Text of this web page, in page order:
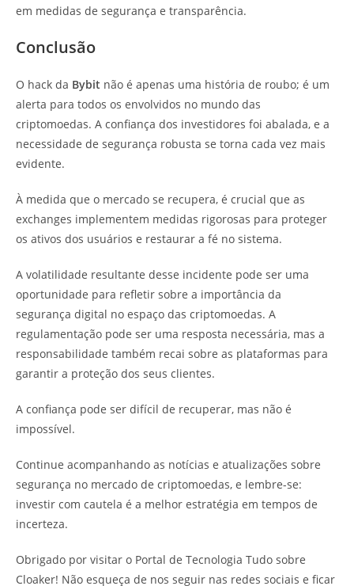
em medidas de segurança e transparência.
Conclusão
O hack da Bybit não é apenas uma história de roubo; é um
alerta para todos os envolvidos no mundo das
criptomoedas. A confiança dos investidores foi abalada, e a
necessidade de segurança robusta se torna cada vez mais
evidente.
À medida que o mercado se recupera, é crucial que as
exchanges implementem medidas rigorosas para proteger
os ativos dos usuários e restaurar a fé no sistema.
A volatilidade resultante desse incidente pode ser uma
oportunidade para refletir sobre a importância da
segurança digital no espaço das criptomoedas. A
regulamentação pode ser uma resposta necessária, mas a
responsabilidade também recai sobre as plataformas para
garantir a proteção dos seus clientes.
A confiança pode ser difícil de recuperar, mas não é
impossível.
Continue acompanhando as notícias e atualizações sobre
segurança no mercado de criptomoedas, e lembre-se:
investir com cautela é a melhor estratégia em tempos de
incerteza.
Obrigado por visitar o Portal de Tecnologia Tudo sobre
Cloaker! Não esqueça de nos seguir nas redes sociais e ficar